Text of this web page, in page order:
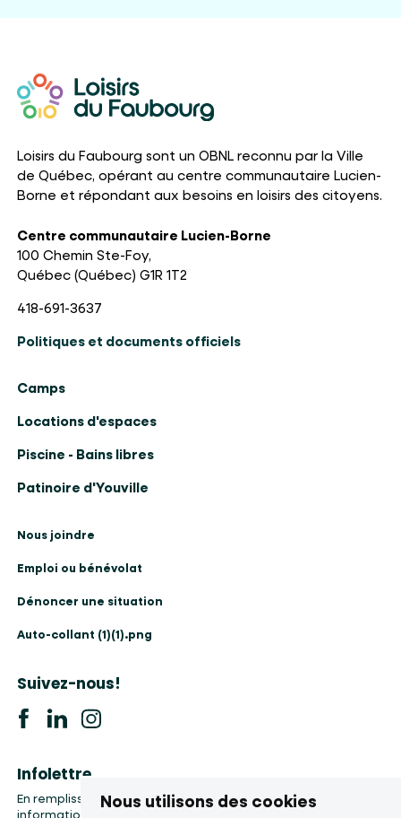
Nous utilisons des cookies
Loisirs du Faubourg sont un OBNL reconnu par la Ville
de Québec, opérant au centre communautaire Lucien-
Borne et répondant aux besoins en loisirs des citoyens.
Centre communautaire Lucien-Borne
100 Chemin Ste-Foy,
Québec (Québec) G1R 1T2
418-691-3637
Politiques et documents officiels
Camps
Locations d'espaces
Piscine - Bains libres
Patinoire d'Youville
Nous joindre
Emploi ou bénévolat
Dénoncer une situation
Auto-collant (1)(1).png
Suivez-nous!
Infolettre
En remplissant le formulaire, vous accepter la collecte de vos